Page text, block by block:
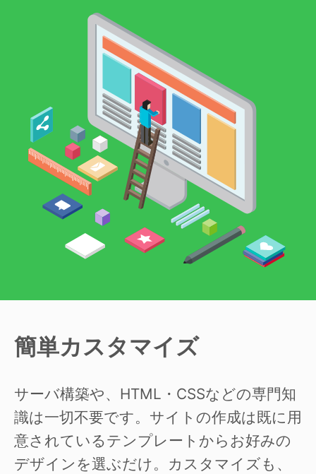
簡単カスタマイズ
サーバ構築や、HTML・CSSなどの専門知
識は一切不要です。サイトの作成は既に用
意されているテンプレートからお好みの
デザインを選ぶだけ。カスタマイズも、